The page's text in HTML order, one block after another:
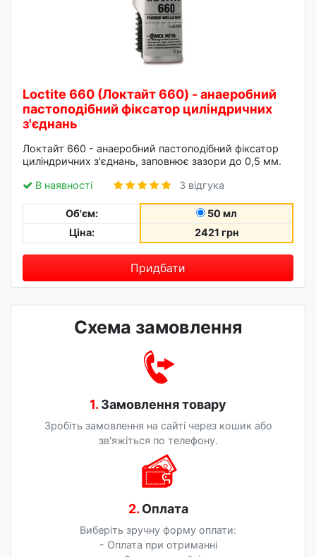
Loctite 660 (Локтайт 660) - анаеробний
пастоподібний фіксатор циліндричних
з'єднань
Локтайт 660 - анаеробний пастоподібний фіксатор
циліндричних з'єднань, заповнює зазори до 0,5 мм.
В наявності
3 відгука
Об'єм:
50 мл
Ціна:
2421 грн
Придбати
Схема замовлення
1. Замовлення товару
Зробіть замовлення на сайті через кошик або
зв'яжіться по телефону.
2.Оплата
Виберіть зручну форму оплати:
- Оплата при отриманні